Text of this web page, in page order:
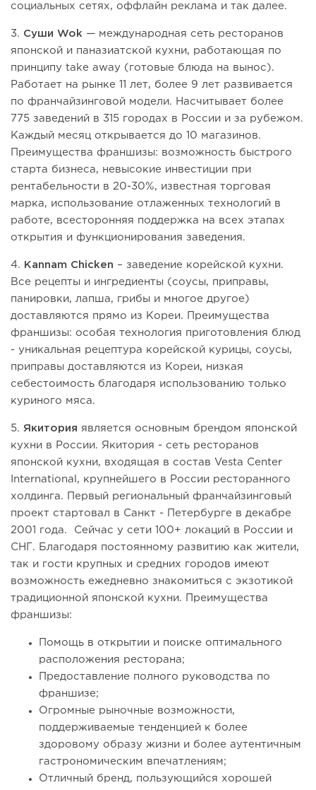
социальных сетях, оффлайн реклама и так далее.
3. Суши Wok — международная сеть ресторанов
японской и паназиатской кухни, работающая по
принципу take away (готовые блюда на вынос).
Работает на рынке 11 лет, более 9 лет развивается
по франчайзинговой модели. Насчитывает более
775 заведений в 315 городах в России и за рубежом.
Каждый месяц открывается до 10 магазинов.
Преимущества франшизы: возможность быстрого
старта бизнеса, невысокие инвестиции при
рентабельности в 20-30%, известная торговая
марка, использование отлаженных технологий в
работе, всесторонняя поддержка на всех этапах
открытия и функционирования заведения.
4. Kannam Chicken – заведение корейской кухни.
Все рецепты и ингредиенты (соусы, приправы,
панировки, лапша, грибы и многое другое)
доставляются прямо из Кореи. Преимущества
франшизы: особая технология приготовления блюд
- уникальная рецептура корейской курицы, соусы,
приправы доставляются из Кореи, низкая
себестоимость благодаря использованию только
куриного мяса.
5. Якитория является основным брендом японской
кухни в России. Якитория - сеть ресторанов
японской кухни, входящая в состав Vesta Center
International, крупнейшего в России ресторанного
холдинга. Первый региональный франчайзинговый
проект стартовал в Санкт - Петербурге в декабре
2001 года. Сейчас у сети 100+ локаций в России и
СНГ. Благодаря постоянному развитию как жители,
так и гости крупных и средних городов имеют
возможность ежедневно знакомиться с экзотикой
традиционной японской кухни. Преимущества
франшизы:
Помощь в открытии и поиске оптимального
расположения ресторана;
Предоставление полного руководства по
франшизе;
Огромные рыночные возможности,
поддерживаемые тенденцией к более
здоровому образу жизни и более аутентичным
гастрономическим впечатлениям;
Отличный бренд, пользующийся хорошей